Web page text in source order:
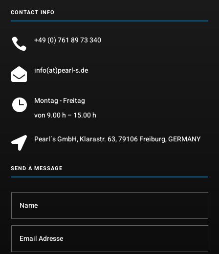
CONTACT INFO
 +49 (0) 761 89 73 340
 info(at)pearl-s.de

Montag - Freitag
von 9.00 h – 15.00 h
 Pearl´s GmbH, Klarastr. 63, 79106 Freiburg, GERMANY
SEND A MESSAGE